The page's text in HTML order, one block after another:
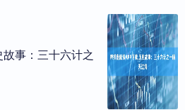
事：三十六计之